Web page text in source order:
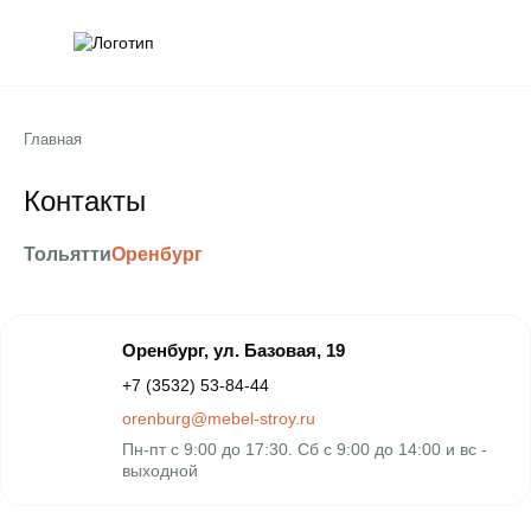
Главная
Контакты
ТольяттиОренбург
Оренбург, ул. Базовая, 19
+7 (3532) 53-84-44
orenburg@mebel-stroy.ru
Пн-пт с 9:00 до 17:30. Сб c 9:00 до 14:00 и вс -
выходной